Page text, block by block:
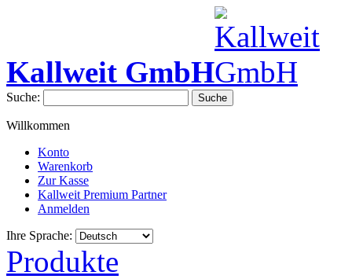
Kallweit GmbH
Suche: Suche
Willkommen
Konto
Warenkorb
Zur Kasse
Kallweit Premium Partner
Anmelden
Ihre Sprache:
Produkte